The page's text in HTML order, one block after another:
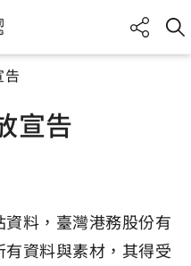
告
宣告
料，臺灣港務股份有
資料與素材，其得受